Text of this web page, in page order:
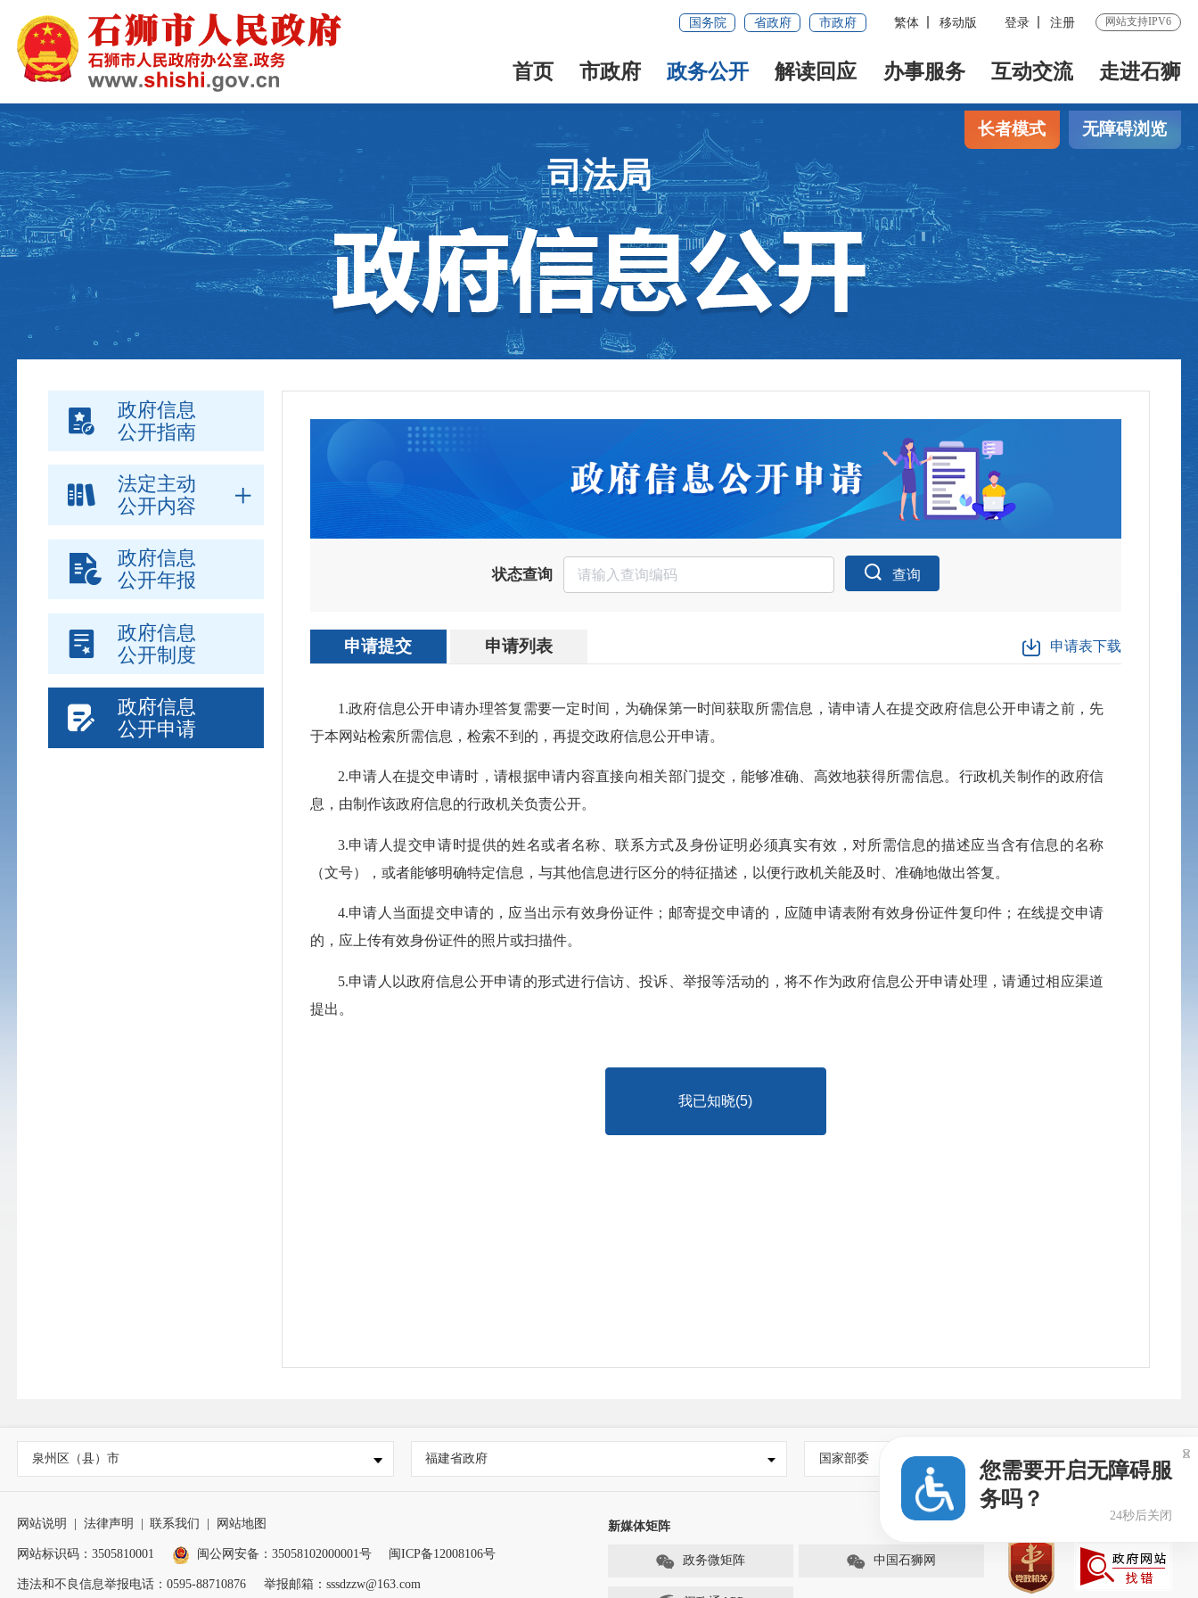
国务院 省政府 市政府 繁体 移动版 登录 注册 网站支持IPV6
首页 市政府 政务公开 解读回应 办事服务 互动交流 走进石狮
长者模式 无障碍浏览
司法局
政府信息
公开指南
法定主动
公开内容
政府信息
公开年报
政府信息
公开制度
政府信息
公开申请
状态查询 查询
申请提交 申请列表 申请表下载
1.政府信息公开申请办理答复需要一定时间，为确保第一时间获取所需信息，请申请人在提交政府信息公开申请之前，先
于本网站检索所需信息，检索不到的，再提交政府信息公开申请。
2.申请人在提交申请时，请根据申请内容直接向相关部门提交，能够准确、高效地获得所需信息。行政机关制作的政府信
息，由制作该政府信息的行政机关负责公开。
3.申请人提交申请时提供的姓名或者名称、联系方式及身份证明必须真实有效，对所需信息的描述应当含有信息的名称
（文号），或者能够明确特定信息，与其他信息进行区分的特征描述，以便行政机关能及时、准确地做出答复。
4.申请人当面提交申请的，应当出示有效身份证件；邮寄提交申请的，应随申请表附有效身份证件复印件；在线提交申请
的，应上传有效身份证件的照片或扫描件。
5.申请人以政府信息公开申请的形式进行信访、投诉、举报等活动的，将不作为政府信息公开申请处理，请通过相应渠道
提出。
我已知晓(5)
泉州区（县）市 福建省政府 国家部委
网站说明 法律声明 联系我们 网站地图
网站标识码：3505810001 闽公网安备：35058102000001号 闽ICP备12008106号
违法和不良信息举报电话：0595-88710876 举报邮箱：sssdzzw@163.com
新媒体矩阵
政务微矩阵 中国石狮网
您需要开启无障碍服
务吗？
24秒后关闭
